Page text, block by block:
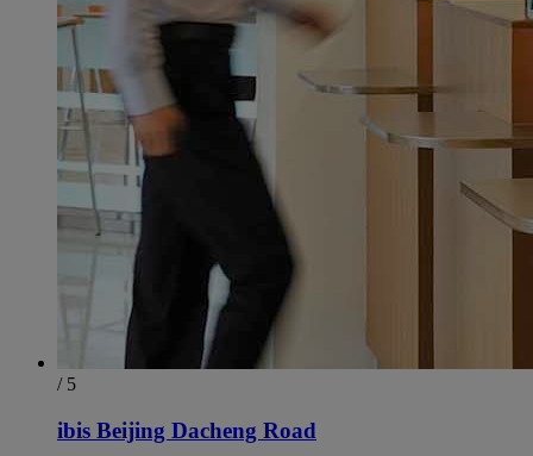
/ 5
ibis Beijing Dacheng Road